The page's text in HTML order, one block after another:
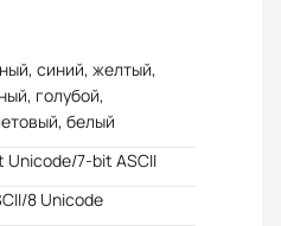
синий, желтый,
голубой,
белый
Unicode/7-bit ASCII
8 Unicode